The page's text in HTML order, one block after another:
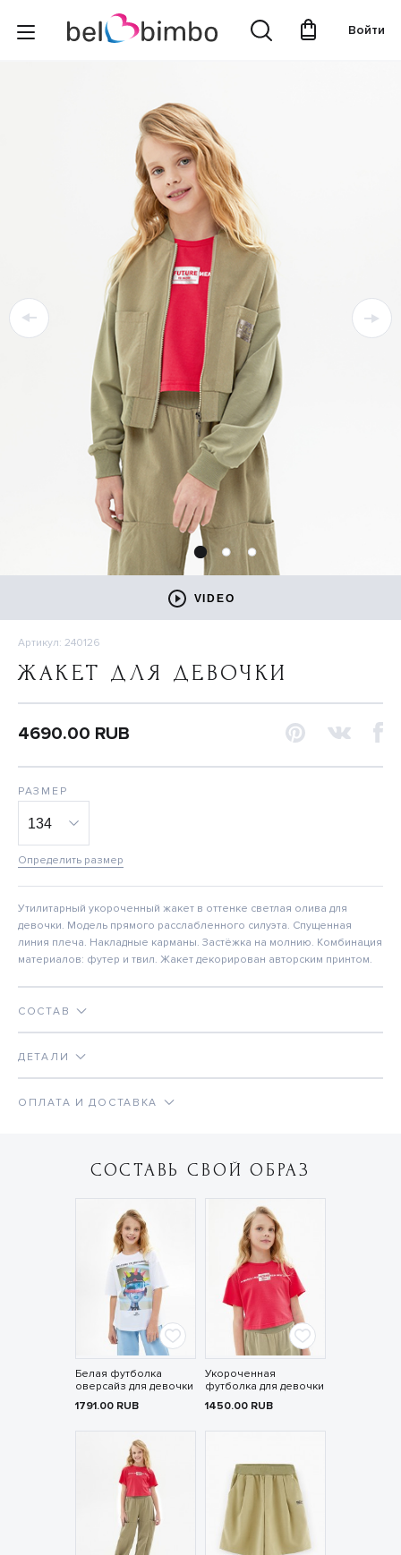
Войти
VIDEO
Артикул: 240126
ЖАКЕТ ДЛЯ ДЕВОЧКИ
4690.00 RUB
РАЗМЕР
Определить размер
Утилитарный укороченный жакет в оттенке светлая олива для
девочки. Модель прямого расслабленного силуэта. Спущенная
линия плеча. Накладные карманы. Застёжка на молнию. Комбинация
материалов: футер и твил. Жакет декорирован авторским принтом.
СОСТАВ
ДЕТАЛИ
ОПЛАТА И ДОСТАВКА
СОСТАВЬ СВОЙ ОБРАЗ
Белая футболка
оверсайз для девочки
1791.00 RUB
Укороченная
футболка для девочки
1450.00 RUB